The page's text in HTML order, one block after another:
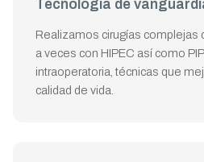
Tecnología de
Realizamos cirugías complejas
a veces con HIPEC así como
intraoperatoria, técnicas que
calidad de vida.